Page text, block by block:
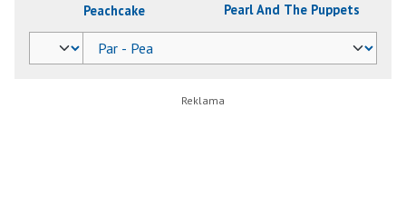
Peachcake Pearl And The Puppets